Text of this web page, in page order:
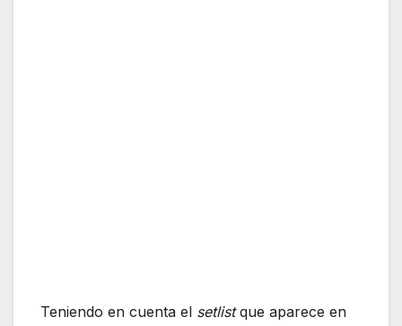
Teniendo en cuenta el setlistque aparece en